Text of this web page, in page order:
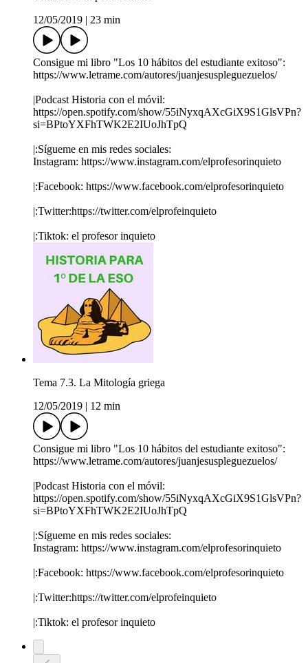
12/05/2019
23 min
Consigue mi libro "Los 10 hábitos del estudiante exitoso":
https://www.letrame.com/autores/juanjesuspleguezuelos/
|Podcast Historia con el móvil:
https://open.spotify.com/show/55iNyxqAXcGiX9S1GlsVPn?
si=BPtoYXFhTWK2E2IUoJhTpQ
|:Sígueme en mis redes sociales:
Instagram: https://www.instagram.com/elprofesorinquieto
|:Facebook: https://www.facebook.com/elprofesorinquieto
|:Twitter:https://twitter.com/elprofeinquieto
|:Tiktok: el profesor inquieto
Tema 7.3. La Mitología griega
12/05/2019
12 min
Consigue mi libro "Los 10 hábitos del estudiante exitoso":
https://www.letrame.com/autores/juanjesuspleguezuelos/
|Podcast Historia con el móvil:
https://open.spotify.com/show/55iNyxqAXcGiX9S1GlsVPn?
si=BPtoYXFhTWK2E2IUoJhTpQ
|:Sígueme en mis redes sociales:
Instagram: https://www.instagram.com/elprofesorinquieto
|:Facebook: https://www.facebook.com/elprofesorinquieto
|:Twitter:https://twitter.com/elprofeinquieto
|:Tiktok: el profesor inquieto